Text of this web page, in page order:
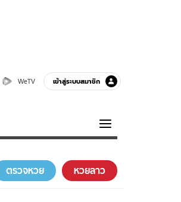
WeTV เข้าสู่ระบบสมาชิก
ความรู้รอบตัว
ฮาวทู
ตรวจหวย หวยลาว